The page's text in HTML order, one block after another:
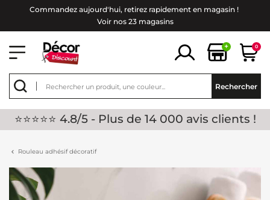
Commandez aujourd'hui, retirez rapidement en magasin !
Voir nos 23 magasins
+ 0
Rechercher
⭐⭐⭐⭐⭐ 4.8/5 - Plus de 14 000 avis clients !
Rouleau adhésif décoratif